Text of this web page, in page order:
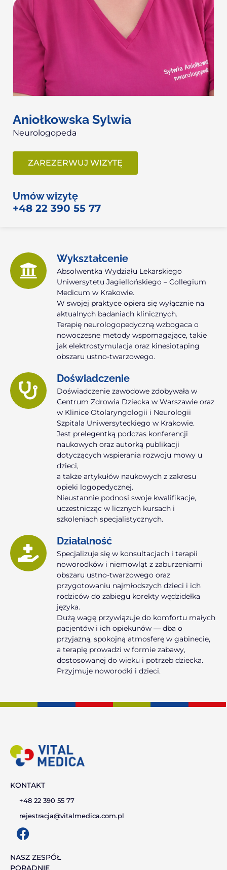
Aniołkowska Sylwia
Neurologopeda
ZAREZERWUJ WIZYTĘ
Umów wizytę
+48 22 390 55 77
Wykształcenie
Absolwentka Wydziału Lekarskiego
Uniwersytetu Jagiellońskiego – Collegium
Medicum w Krakowie.
W swojej praktyce opiera się wyłącznie na
aktualnych badaniach klinicznych.
Terapię neurologopedyczną wzbogaca o
nowoczesne metody wspomagające, takie
jak elektrostymulacja oraz kinesiotaping
obszaru ustno-twarzowego.
Doświadczenie
Doświadczenie zawodowe zdobywała w
Centrum Zdrowia Dziecka w Warszawie oraz
w Klinice Otolaryngologii i Neurologii
Szpitala Uniwersyteckiego w Krakowie.
Jest prelegentką podczas konferencji
naukowych oraz autorką publikacji
dotyczących wspierania rozwoju mowy u
dzieci,
a także artykułów naukowych z zakresu
opieki logopedycznej.
Nieustannie podnosi swoje kwalifikacje,
uczestnicząc w licznych kursach i
szkoleniach specjalistycznych.
Działalność
Specjalizuje się w konsultacjach i terapii
noworodków i niemowląt z zaburzeniami
obszaru ustno-twarzowego oraz
przygotowaniu najmłodszych dzieci i ich
rodziców do zabiegu korekty wędzidełka
języka.
Dużą wagę przywiązuje do komfortu małych
pacjentów i ich opiekunów — dba o
przyjazną, spokojną atmosferę w gabinecie,
a terapię prowadzi w formie zabawy,
dostosowanej do wieku i potrzeb dziecka.
Przyjmuje noworodki i dzieci.
KONTAKT
+48 22 390 55 77
rejestracja@vitalmedica.com.pl
F
c
NASZ ZESPÓŁ
PORADNIE